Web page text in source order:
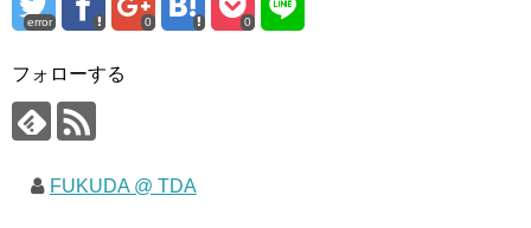
error 0 0
フォローする
FUKUDA @ TDA